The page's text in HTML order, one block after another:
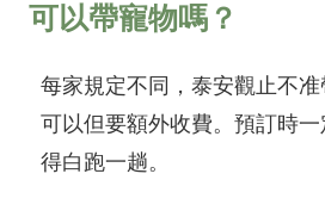
可以帶寵物嗎？
每家規定不同，泰安觀止不
可以但要額外收費。預訂時
得白跑一趟。